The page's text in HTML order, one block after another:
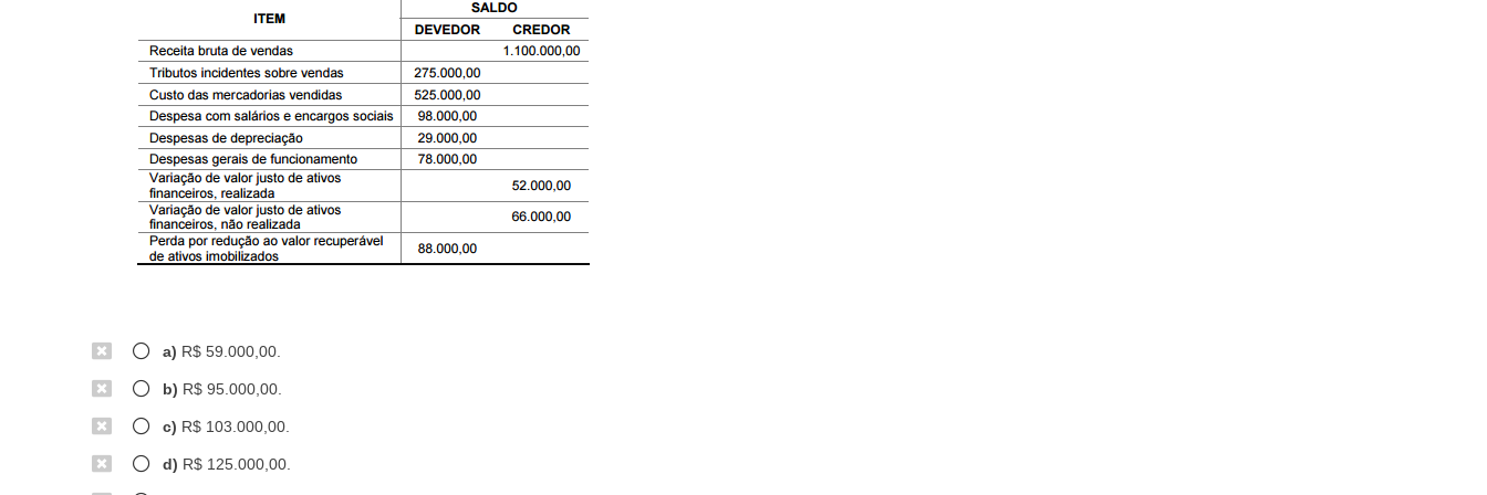
a) R$ 59.000,00.
b) R$ 95.000,00.
c) R$ 103.000,00.
d) R$ 125.000,00.